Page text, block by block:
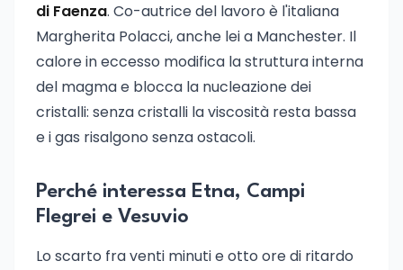
di Faenza. Co-autrice del lavoro è l'italiana
Margherita Polacci, anche lei a Manchester. Il
calore in eccesso modifica la struttura interna
del magma e blocca la nucleazione dei
cristalli: senza cristalli la viscosità resta bassa
e i gas risalgono senza ostacoli.
Perché interessa Etna, Campi
Flegrei e Vesuvio
Lo scarto fra venti minuti e otto ore di ritardo